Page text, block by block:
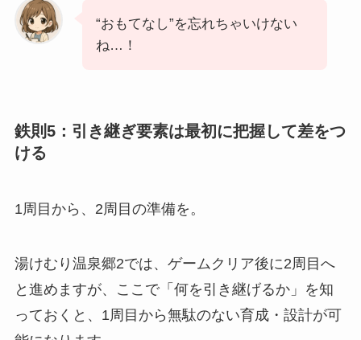
“おもてなし”を忘れちゃいけない
ね…！
鉄則5：引き継ぎ要素は最初に把握して差をつ
ける
1周目から、2周目の準備を。
湯けむり温泉郷2では、ゲームクリア後に2周目へ
と進めますが、ここで「何を引き継げるか」を知
っておくと、1周目から無駄のない育成・設計が可